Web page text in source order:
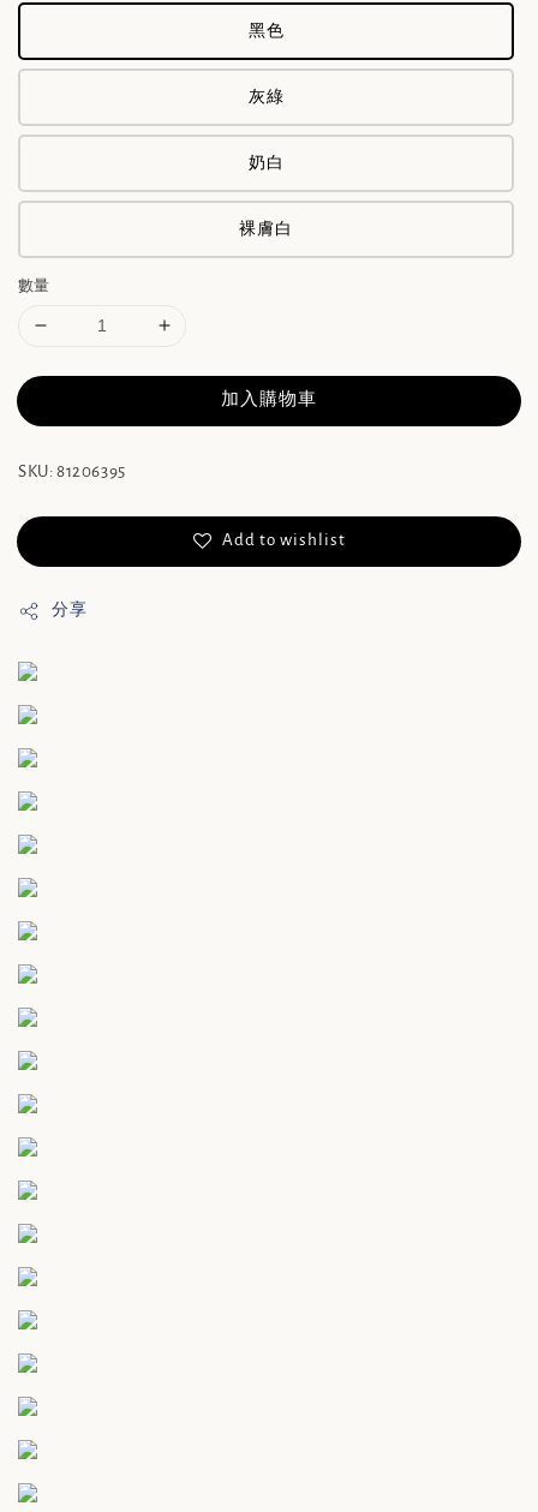
黑色
灰綠
奶白
裸膚白
數量
加入購物車
SKU: 81206395
Add to wishlist
分享